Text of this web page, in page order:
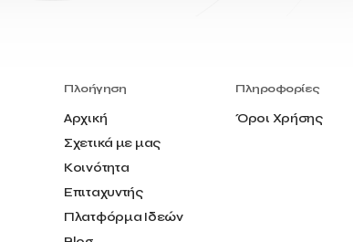
Creta Maris
Culture
Πλοήγηση
Αρχική
Σχετικά με μας
Κοινότητα
Επιταχυντής
Πλατφόρμα Ιδεών
Πληροφορίες
Όροι Χρήσης